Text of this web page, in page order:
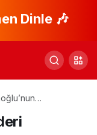
Dinle 🎶Paylaş